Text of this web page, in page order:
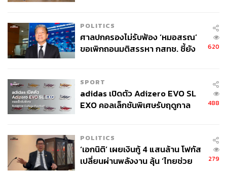
POLITICS
ศาลปกครองไม่รับฟ้อง ‘หมอสรณ’
ขอเพิกถอนมติสรรหา กสทช. ชี้ยัง
620
SPORT
adidas เปิดตัว Adizero EVO SL
EXO คอลเล็กชันพิเศษรับฤดูกาล
488
POLITICS
‘เอกนิติ’ เผยเงินกู้ 4 แสนล้าน โฟกัส
เปลี่ยนผ่านพลังงาน ลุ้น ‘ไทยช่วย
279